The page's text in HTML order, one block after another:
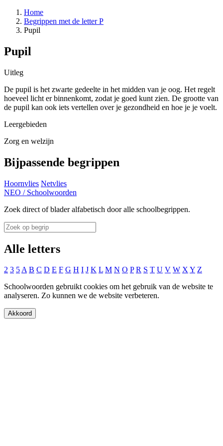
Home
Begrippen met de letter P
Pupil
Pupil
Uitleg
De pupil is het zwarte gedeelte in het midden van je oog. Het regelt
hoeveel licht er binnenkomt, zodat je goed kunt zien. De grootte van
de pupil kan ook iets vertellen over je gezondheid en hoe je je voelt.
Leergebieden
Zorg en welzijn
Bijpassende begrippen
Hoornvlies Netvlies
NEO / Schoolwoorden
Zoek direct of blader alfabetisch door alle schoolbegrippen.
Alle letters
2 3 5A B C D E F G H I J K L M N O P R S T U V W XY Z
Schoolwoorden gebruikt cookies om het gebruik van de website te
analyseren. Zo kunnen we de website verbeteren.
Akkoord